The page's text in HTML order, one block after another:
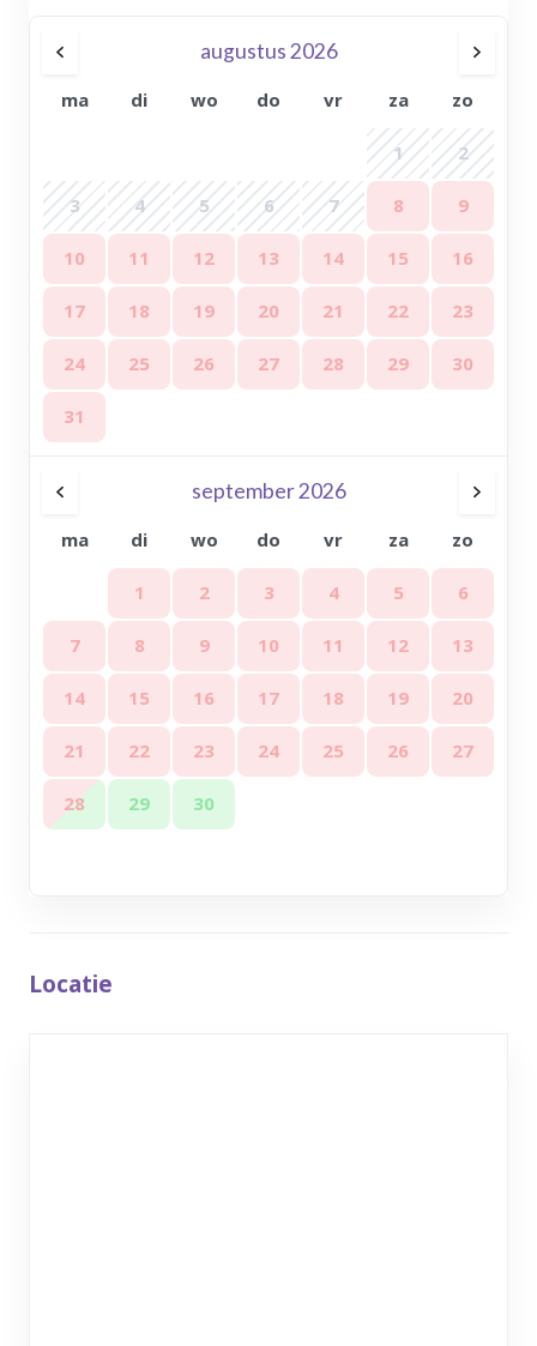
augustus 2026
ma di wo do vr za zo
1 2
3 4 5 6 7 8 9
10 11 12 13 14 15 16
17 18 19 20 21 22 23
24 25 26 27 28 29 30
31
september 2026
ma di wo do vr za zo
1 2 3 4 5 6
7 8 9 10 11 12 13
14 15 16 17 18 19 20
21 22 23 24 25 26 27
28 29 30
Locatie